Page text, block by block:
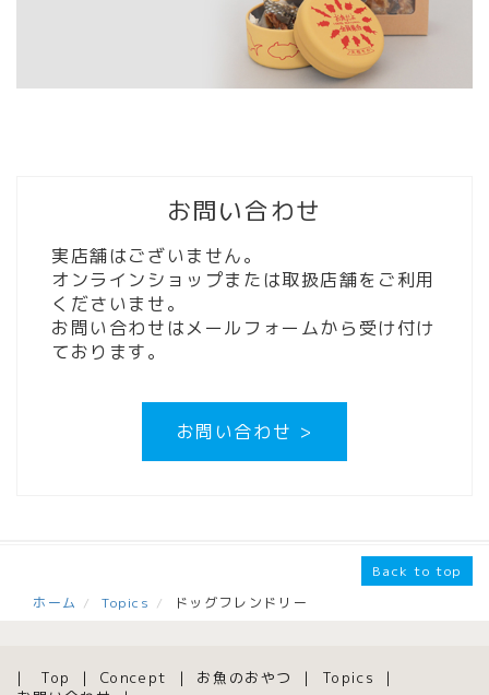
お問い合わせ
実店舗はございません。
オンラインショップまたは取扱店舗をご利用
くださいませ。
お問い合わせはメールフォームから受け付け
ております。
お問い合わせ >
Back to top
ホーム
Topics ドッグフレンドリー
Top Concept お魚のおやつ
Topics